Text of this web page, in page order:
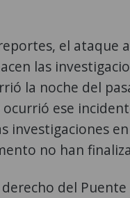
el ataque
las
la noche del
ocurrió ese
investigaciones
no han
del Puente